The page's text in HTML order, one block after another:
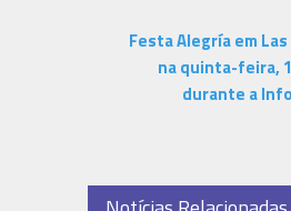
Festa Alegría em
na quinta-feira,
durante a